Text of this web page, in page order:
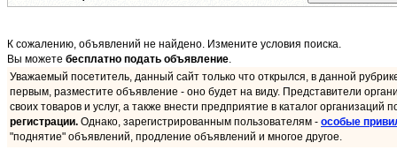
К сожалению, объявлений не найдено. Измените условия поиска.
Вы можете бесплатно подать объявление.
Уважаемый посетитель, данный сайт только что открылся, в данной
первым, разместите объявление - оно будет на виду. Представители
своих товаров и услуг, а также внести предприятие в каталог организаций
регистрации. Однако, зарегистрированным пользователям - особые
"поднятие" объявлений, продление объявлений и многое другое.